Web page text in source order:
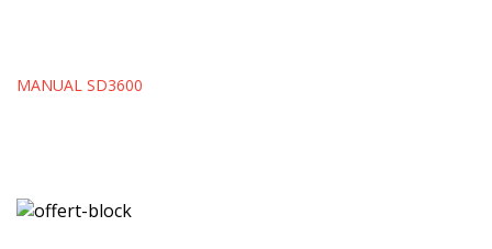
MANUAL SD3600